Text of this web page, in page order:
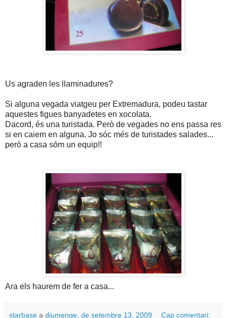
Us agraden les llaminadures?
Si alguna vegada viatgeu per Extremadura, podeu tastar
aquestes figues banyadetes en xocolata.
Dacord, és una turistada. Però de vegades no ens passa res
si en caiem en alguna. Jo sóc més de turistades salades...
però a casa sóm un equip!!
Ara els haurem de fer a casa...
starbase a diumenge, de setembre 13, 2009 Cap comentari: